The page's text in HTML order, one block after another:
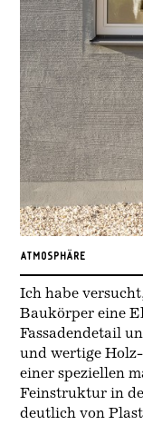
AtMOSPHÄRE
Ich habe
Baukörper eine
Fassadendetail
und wertige
einer speziellen
Feinstruktur in
deutlich von